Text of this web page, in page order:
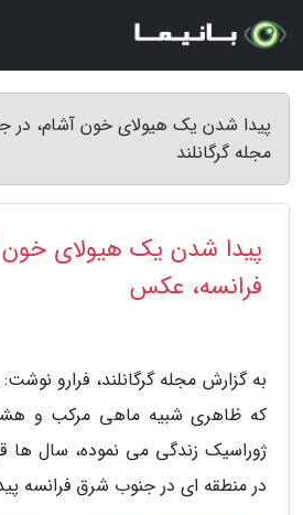
پیدا شدن یک هیولای خون آشام، در
مجله گرگانلند
پیدا شدن یک هیولای
فرانسه، عکس
به گزارش مجله گرگانلند، فرارو
که ظاهری شبیه ماهی مرکب و
ژوراسیک زندگی می نموده، سال ها
در منطقه ای در جنوب شرق فرانسه